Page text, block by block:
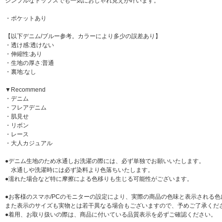
・ポケットあり
【以下デニム/ブルー参考。カラーにより多少の誤差あり】
・透け感:透けない
・伸縮性:あり
・生地の厚さ:普通
・裏地:なし
▼Recommend
・デニム
・フレアデニム
・肌見せ
・リボン
・レース
・大人カジュアル
●デニム生地のため水通しお洗濯の際には、必ず単独でお願いいたします。
水通しや洗濯時には必ず染料より色落ちいたします。
●濡れた場合など特に摩擦による色移りも生じる可能性がございます。
●お客様のスマホ/PCのモニターの設定により、実際の商品の色味と表示される色
また表示のサイズも実物とは若干異なる場合もございますので、予めご了承くだ
●着用、お取り扱いの際は、商品に付いている品質表示を必ずご確認ください。